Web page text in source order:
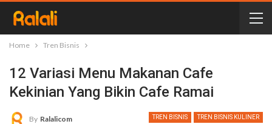
Home Tren Bisnis
12 Variasi Menu Makanan Cafe
Kekinian Yang Bikin Cafe Ramai
TREN BISNIS TREN BISNIS KULINER
By Ralalicom